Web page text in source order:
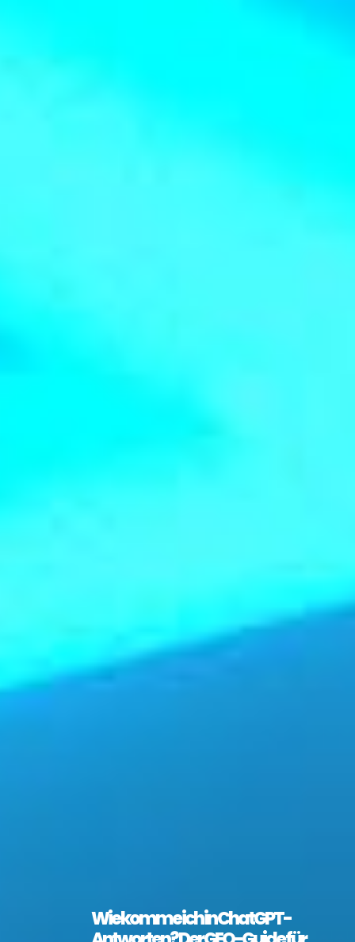
Wie komme ich in ChatGPT-